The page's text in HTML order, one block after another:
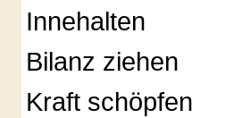
Innehalten
Bilanz ziehen
Kraft schöpfen